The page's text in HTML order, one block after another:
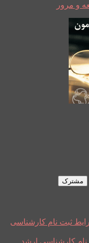
و مرور
مشترک
ثبت نام کارشناسی
کارشناسی ارشد